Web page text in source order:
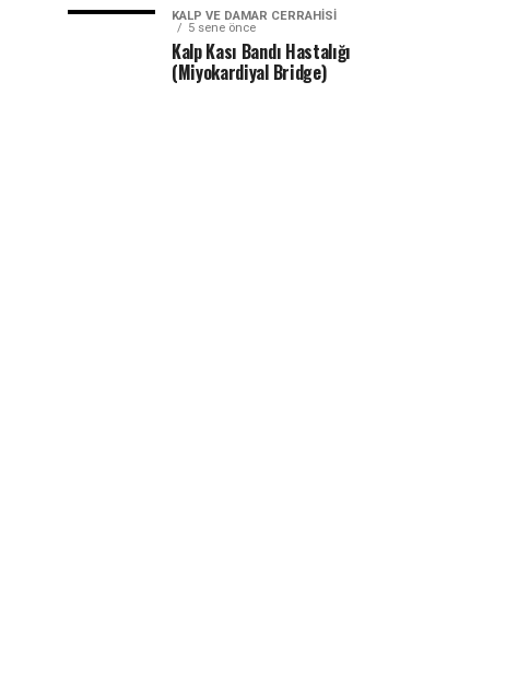
KALP VE DAMAR CERRAHISI
5 sene önce
Kalp Kası Bandı Hastalığı
(Miyokardiyal Bridge)